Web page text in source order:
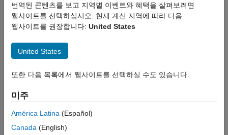
번역된 콘텐츠를 보고 지역별 이벤트와 혜택을 살펴보려면
웹사이트를 선택하십시오. 현재 계신 지역에 따라 다음
웹사이트를 권장합니다: United States
United States
또한 다음 목록에서 웹사이트를 선택하실 수도 있습니다.
미주
América Latina (Español)
Canada (English)